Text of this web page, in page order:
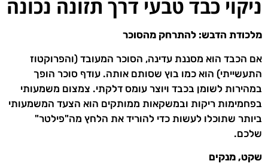
ניקוי כבד טבעי דרך תזונה נכונה
מלכודת הדבש: להתרחק מהסוכר
אם הכבד הוא מסננת עדינה, הסוכר המעובד (והפרוקטוז
התעשייתי) הוא כמו בוץ שסותם אותה. עודף סוכר הופך
במהירות לשומן בכבד ויוצר עומס דלקתי. צמצום משמעותי
בפחמימות ריקות ובמשקאות ממותקים הוא הצעד המשמעותי
ביותר שתוכלו לעשות כדי להוריד את הלחץ מה"פילטר"
שלכם.
שקט, מנקים